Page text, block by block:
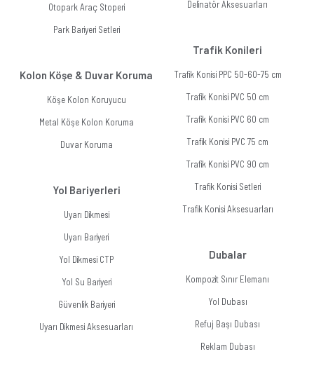
Otopark Araç Stoperi
Park Bariyeri Setleri
Kolon Köşe & Duvar Koruma
Köşe Kolon Koruyucu
Metal Köşe Kolon Koruma
Duvar Koruma
Yol Bariyerleri
Uyarı Dikmesi
Uyarı Bariyeri
Yol Dikmesi CTP
Yol Su Bariyeri
Güvenlik Bariyeri
Uyarı Dikmesi Aksesuarları
Delinatör Aksesuarları
Trafik Konileri
Trafik Konisi PPC 50-60-75 cm
Trafik Konisi PVC 50 cm
Trafik Konisi PVC 60 cm
Trafik Konisi PVC 75 cm
Trafik Konisi PVC 90 cm
Trafik Konisi Setleri
Trafik Konisi Aksesuarları
Dubalar
Kompozit Sınır Elemanı
Yol Dubası
Refuj Başı Dubası
Reklam Dubası